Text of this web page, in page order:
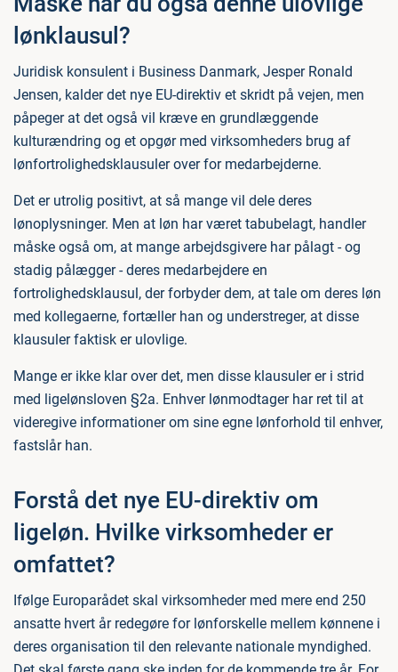
lønklausul?
Juridisk konsulent i Business Danmark, Jesper Ronald
Jensen, kalder det nye EU-direktiv et skridt på vejen, men
påpeger at det også vil kræve en grundlæggende
kulturændring og et opgør med virksomheders brug af
lønfortrolighedsklausuler over for medarbejderne.
Det er utrolig positivt, at så mange vil dele deres
lønoplysninger. Men at løn har været tabubelagt, handler
måske også om, at mange arbejdsgivere har pålagt - og
stadig pålægger - deres medarbejdere en
fortrolighedsklausul, der forbyder dem, at tale om deres løn
med kollegaerne, fortæller han og understreger, at disse
klausuler faktisk er ulovlige.
Mange er ikke klar over det, men disse klausuler er i strid
med ligelønsloven §2a. Enhver lønmodtager har ret til at
videregive informationer om sine egne lønforhold til enhver,
fastslår han.
Forstå det nye EU-direktiv om
ligeløn. Hvilke virksomheder er
omfattet?
Ifølge Europarådet skal virksomheder med mere end 250
ansatte hvert år redegøre for lønforskelle mellem kønnene i
deres organisation til den relevante nationale myndighed.